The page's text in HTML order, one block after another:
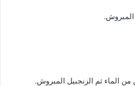
الماء ثم الزنجبيل المبروش.